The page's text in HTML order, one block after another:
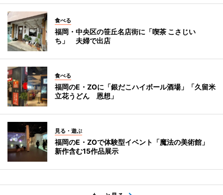
食べる
福岡・中央区の笹丘名店街に「喫茶 こさじい
ち」 夫婦で出店
食べる
福岡のE・ZOに「銀だこハイボール酒場」「久留米
立花うどん 恩想」
見る・遊ぶ
福岡のE・ZOで体験型イベント「魔法の美術館」
新作含む15作品展示